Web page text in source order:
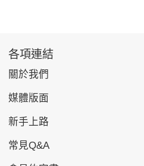
各項連結
關於我們
媒體版面
新手上路
常見Q&A